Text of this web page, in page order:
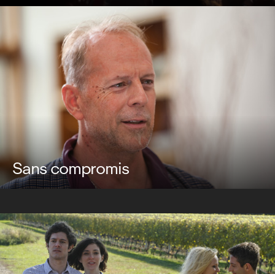
Sans compromis